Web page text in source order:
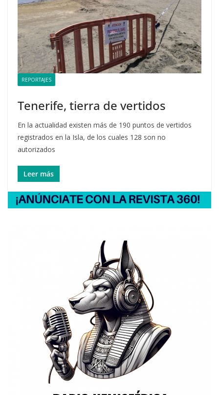
REPORTAJES
Tenerife, tierra de vertidos
En la actualidad existen más de 190 puntos de vertidos
registrados en la Isla, de los cuales 128 son no
autorizados
Leer más